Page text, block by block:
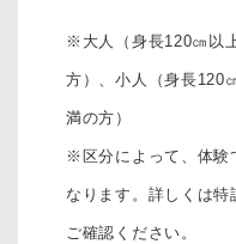
※大人（身長120㎝以
方）、小人（身長120
満の方）
※区分によって、体験
なります。詳しくは
ご確認ください。